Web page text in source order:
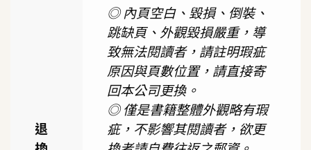
退
◎ 內頁空白、毀損、倒裝、
跳缺頁、外觀毀損嚴重，導
致無法閱讀者，請註明瑕疵
原因與頁數位置，請直接寄
回本公司更換。
◎ 僅是書籍整體外觀略有瑕
疵，不影響其閱讀者，欲更